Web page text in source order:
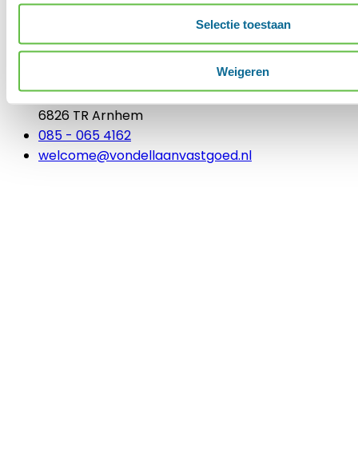
Selectie toestaan
Weigeren
Ringoven 32
6826 TR Arnhem
085 - 065 4162
welcome@vondellaanvastgoed.nl